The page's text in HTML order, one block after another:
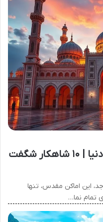
خاص ترین معماری مساجد دنیا | ۱۰ شاهکار شگفت
این اماکن مقدس، تنها
تمام نما…